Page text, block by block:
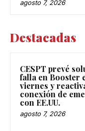
agosto 7, 2026
Destacadas
CESPT prevé
falla en Booster
viernes y
conexión de
con EE.UU.
agosto 7, 2026